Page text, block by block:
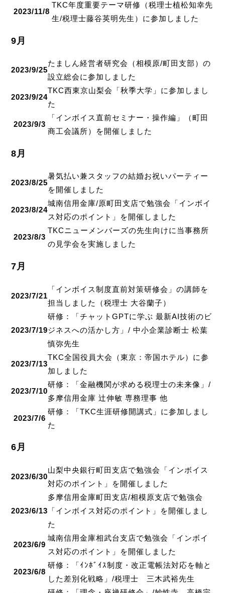
2023/11/8
TKC年度重要テーマ研修（税理士植松知幸先
生/税理士藤谷英明先生）に参加しました
9月
2023/9/25
たましん経営者研究会（相模原/町田支部）の
設立総会に参加しました
2023/9/24
TKC西東京山梨会「秋季大学」に参加しまし
た
2023/9/3
「インボイス直前セミナー・操作編」（町田
商工会議所）を開催しました
8月
2023/8/25
暑気払い兼スタッフの結婚お祝いパーティー
を開催しました
2023/8/24
城南信用金庫/原町田支店で勉強会「インボイ
ス対応のポイント」を開催しました
2023/8/3
TKCニューメンバーズの先生向けに当事務所
の見学会を実施しました
7月
2023/7/21
「インボイス制度直前対策研修会」の講師を
担当しました（税理士 大谷蘭子）
2023/7/19
研修：「チャットGPTに学ぶ 最新AI技術のビ
ジネスへの活かし方」/ 中小企業診断士 松葉
慎弥先生
2023/7/13
TKC全国役員大会（東京：帝国ホテル）に参
加しました
2023/7/10
研修：「金融機関が求める税理士の未来像」/
多摩信用金庫 辻伸敏 専務理事 他
2023/7/6
研修：「TKC生涯研修開講式」に参加しまし
た
6月
2023/6/30
山梨中央銀行町田支店で勉強会「インボイス
対応のポイント」を開催しました
2023/6/13
多摩信用金庫町田支店/相模原支店で勉強会
「インボイス対応のポイント」を開催しまし
た
2023/6/9
城南信用金庫相武台支店で勉強会「インボイ
ス対応のポイント」を開催しました
2023/6/8
研修：「ｲﾝﾎﾞｲｽ制度・改正電帳法対応を軸と
した差別化戦略」/税理士 三木武裕先生